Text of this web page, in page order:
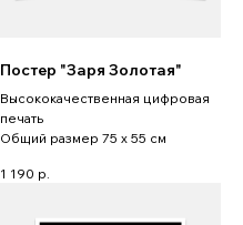
Постер "Заря Золотая"
Высококачественная цифровая
печать
Общий размер 75 x 55 см
1 190 р.